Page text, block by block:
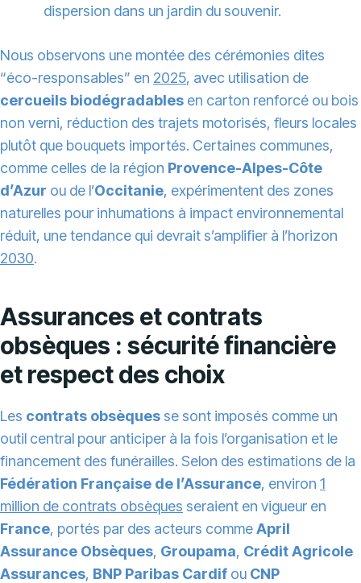
dispersion dans un jardin du souvenir.
Nous observons une montée des cérémonies dites
“éco-responsables” en 2025, avec utilisation de
cercueils biodégradables en carton renforcé ou bois
non verni, réduction des trajets motorisés, fleurs locales
plutôt que bouquets importés. Certaines communes,
comme celles de la région Provence-Alpes-Côte
d’Azur ou de l’Occitanie, expérimentent des zones
naturelles pour inhumations à impact environnemental
réduit, une tendance qui devrait s’amplifier à l’horizon
2030.
Assurances et contrats
obsèques : sécurité financière
et respect des choix
Les contrats obsèques se sont imposés comme un
outil central pour anticiper à la fois l’organisation et le
financement des funérailles. Selon des estimations de la
Fédération Française de l’Assurance, environ 1
million de contrats obsèques seraient en vigueur en
France, portés par des acteurs commeApril
Assurance Obsèques, Groupama, Crédit Agricole
Assurances, BNP Paribas Cardif ou CNP